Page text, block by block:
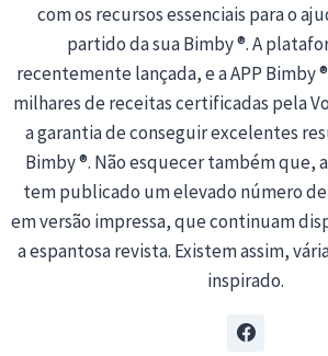
com os recursos essenciais para o
partido da sua Bimby ®. A
recentemente lançada, e a APP Bimby
milhares de receitas certificadas pela
a garantia de conseguir excelentes
Bimby ®. Não esquecer também que,
tem publicado um elevado número
em versão impressa, que continuam
a espantosa revista. Existem assim,
inspirado.